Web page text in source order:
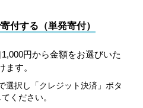
付する（単発寄付）
円から金額をお選びいた
ます。
選択し「クレジット決済」ボタ
ください。